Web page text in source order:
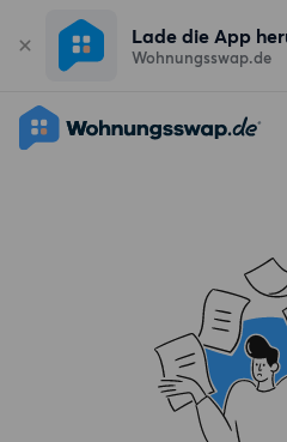
Lade die App
Wohnungsswap.de